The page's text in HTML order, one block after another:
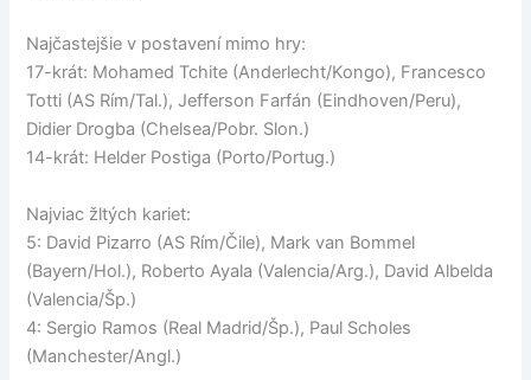
Najčastejšie v postavení mimo hry:
17-krát: Mohamed Tchite (Anderlecht/Kongo), Francesco
Totti (AS Rím/Tal.), Jefferson Farfán (Eindhoven/Peru),
Didier Drogba (Chelsea/Pobr. Slon.)
14-krát: Helder Postiga (Porto/Portug.)
Najviac žltých kariet:
5: David Pizarro (AS Rím/Čile), Mark van Bommel
(Bayern/Hol.), Roberto Ayala (Valencia/Arg.), David Albelda
(Valencia/Šp.)
4: Sergio Ramos (Real Madrid/Šp.), Paul Scholes
(Manchester/Angl.)